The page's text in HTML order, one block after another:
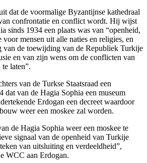
dat de voormalige Byzantijnse kathedraal
confrontatie en conflict wordt. Hij wijst
sinds 1934 een plaats was van “openheid,
mensen uit alle naties en religies, en
van de toewijding van de Republiek Turkije
en van zijn wens om de conflicten van
laten”.
van de Turkse Staatsraad een
dat van de Hagia Sophia een museum
Erdogan een decreet waardoor
weer een moskee zal worden.
de Hagia Sophia weer een moskee te
signaal van de openheid van Turkije
van uitsluiting en verdeeldheid”,
WCC aan Erdogan.